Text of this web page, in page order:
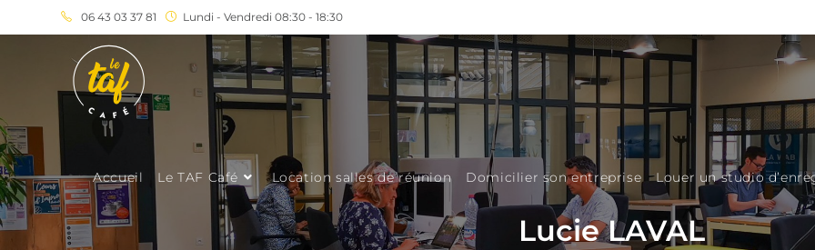
06 43 03 37 81 Lundi - Vendredi 08:30 - 18:30
Accueil Le TAF Café Location salles de réunion Domicilier son entreprise Louer un studio
Lucie LAVAL